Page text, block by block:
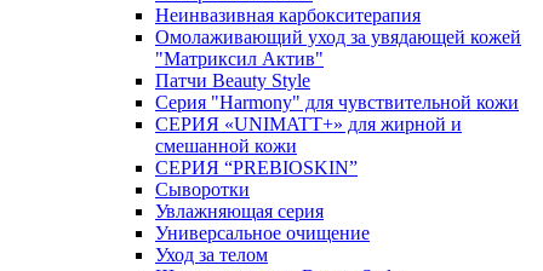
Неинвазивная карбокситерапия
Омолаживающий уход за увядающей кожей
"Матриксил Актив"
Патчи Beauty Style
Серия "Harmony" для чувствительной кожи
СЕРИЯ «UNIMATT+» для жирной и
смешанной кожи
СЕРИЯ “PREBIOSKIN”
Сыворотки
Увлажняющая серия
Универсальное очищение
Уход за телом